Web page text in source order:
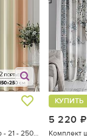
Комплект штор «Бельтер - 21 - 250 см»
5 220
КУПИТЬ